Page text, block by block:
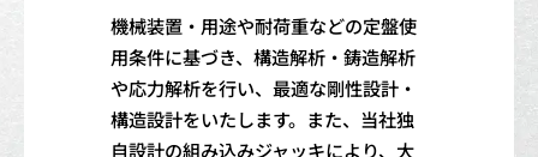
機械装置・用途や耐荷重などの定盤使
用条件に基づき、構造解析・鋳造解析
や応力解析を行い、最適な剛性設計・
構造設計をいたします。また、当社独
自設計の組み込みジャッキにより、大